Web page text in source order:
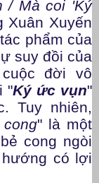
/ Mà coi 'Ký
Xuân Xuyến
phẩm của
suy đồi của
đời vô
"Ký ức vụn"
Tuy nhiên,
" là một
cong ngòi
có lợi